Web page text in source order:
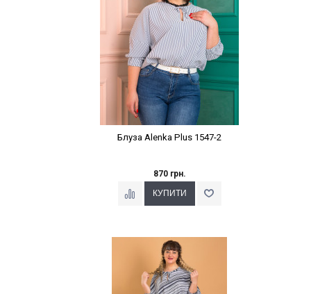
Блуза Alenka Plus 1547-2
870 грн.
Наклейки Варіант з %